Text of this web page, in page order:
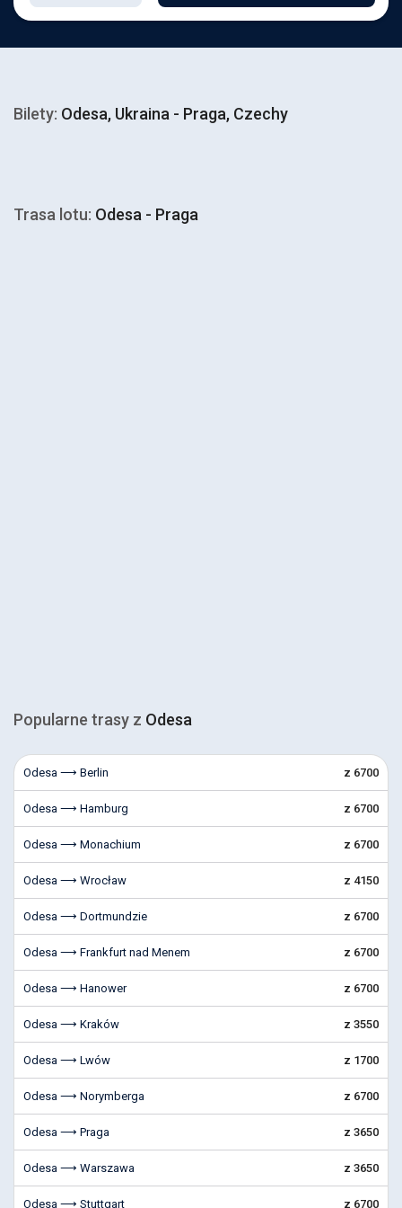
Bilety: Odesa, Ukraina - Praga, Czechy
Trasa lotu: Odesa - Praga
Popularne trasy z Odesa
Odesa ⟶ Berlin z 6700
Odesa ⟶ Hamburg z 6700
Odesa ⟶ Monachium z 6700
Odesa ⟶ Wrocław z 4150
Odesa ⟶ Dortmundzie z 6700
Odesa ⟶ Frankfurt nad Menem z 6700
Odesa ⟶ Hanower z 6700
Odesa ⟶ Kraków z 3550
Odesa ⟶ Lwów z 1700
Odesa ⟶ Norymberga z 6700
Odesa ⟶ Praga z 3650
Odesa ⟶ Warszawa z 3650
Odesa ⟶ Stuttgart z 6700